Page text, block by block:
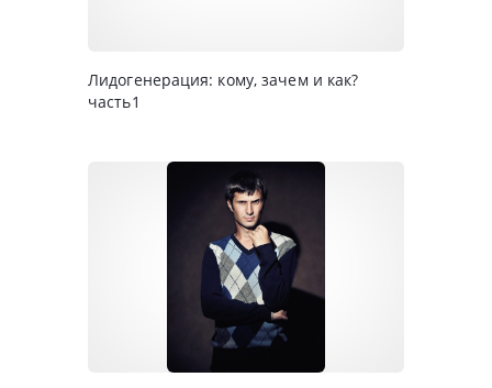
Лидогенерация: кому, зачем и как?
часть1